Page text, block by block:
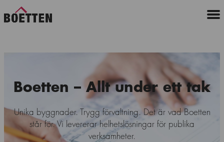
Boetten – Allt under ett tak
Unika byggnader. Trygg förvaltning. Det är vad Boetten
står för. Vi levererar helhetslösningar för publika
verksamheter.